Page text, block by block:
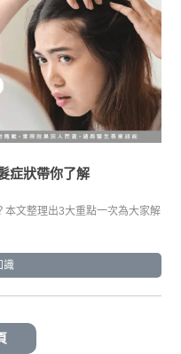
症狀帶你了解
本文整理出3大重點一次為大家解
識